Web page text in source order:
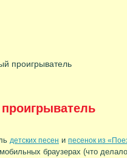
проигрыватель
детских песен и песенок из
браузерах (что